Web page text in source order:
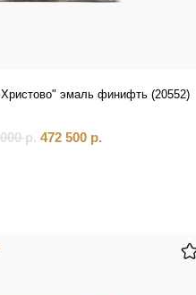
эмаль финифть (20552)
р. 472 500 р.